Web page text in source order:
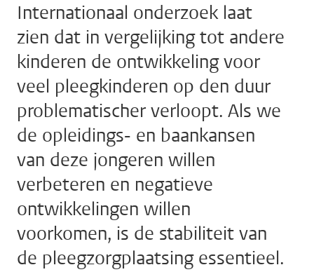
Internationaal onderzoek laat
zien dat in vergelijking tot andere
kinderen de ontwikkeling voor
veel pleegkinderen op den duur
problematischer verloopt. Als we
de opleidings- en baankansen
van deze jongeren willen
verbeteren en negatieve
ontwikkelingen willen
voorkomen, is de stabiliteit van
de pleegzorgplaatsing essentieel.